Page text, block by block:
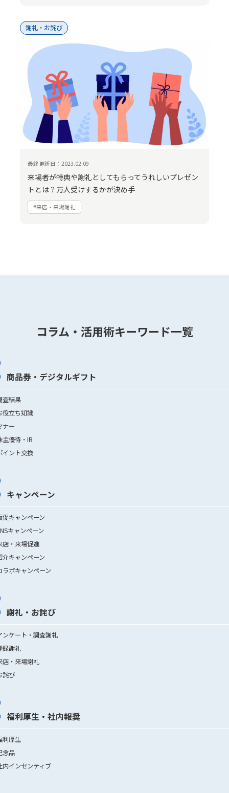
謝礼・お詫び
最終更新日：2023.02.09
来場者が特典や謝礼としてもらってうれしいプレゼン
トとは？万人受けするかが決め手
#来店・来場謝礼
コラム・活用術キーワード一覧
商品券・デジタルギフト
査結果
役立ち知識
ナー
主優待・IR
イント交換
キャンペーン
促キャンペーン
キャンペーン
店・来場促進
介キャンペーン
ラボキャンペーン
謝礼・お詫び
ンケート・調査謝礼
録謝礼
店・来場謝礼
詫び
福利厚生・社内報奨
利厚生
念品
内インセンティブ